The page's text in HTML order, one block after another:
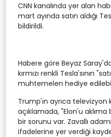
CNN kanalında yer alan
mart ayında satın aldığı
bildirildi.
Habere göre Beyaz
kırmızı renkli Tesla'sının
muhtemelen hediye
Trump'ın ayrıca televizyon
açıklamada, "Elon'u
bir sorunu var. Zavallı
ifadelerine yer verdiği